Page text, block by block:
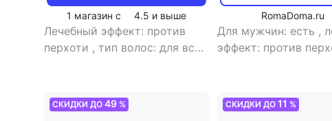
1 магазин с
4.5 и выше
Лечебный эффект: против
перхоти , тип волос: для всех
шампунь,эффект:
увлажнение, усиление и
RomaDoma.ru
Для мужчин: есть ,
эффект: против
всех типов, жирные,
нормальные,
СКИДКИ ДО 49% СКИДКИ ДО11 %